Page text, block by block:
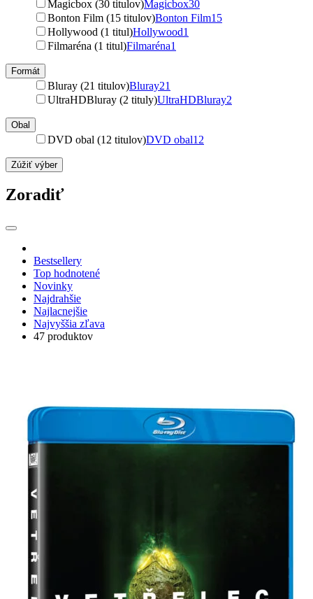
Magicbox (30 titulov)Magicbox30
Bonton Film (15 titulov)Bonton Film15
Hollywood (1 titul)Hollywood1
Filmaréna (1 titul)Filmaréna1
Formát
Bluray (21 titulov)Bluray21
UltraHDBluray (2 tituly)UltraHDBluray2
Obal
DVD obal (12 titulov)DVD obal12
Zúžiť výber
Zoradiť
Bestsellery
Top hodnotené
Novinky
Najdrahšie
Najlacnejšie
Najvyššia zľava
47 produktov